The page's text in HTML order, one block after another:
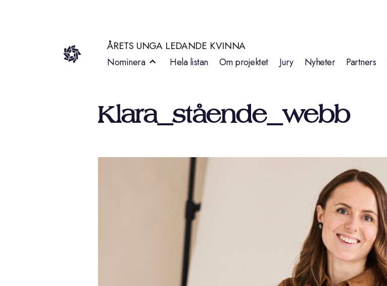
ÅRETS UNGA LEDANDE KVINNA
Nominera Hela listan Om projektet Jury Nyheter Partners
Klara_stående_webb